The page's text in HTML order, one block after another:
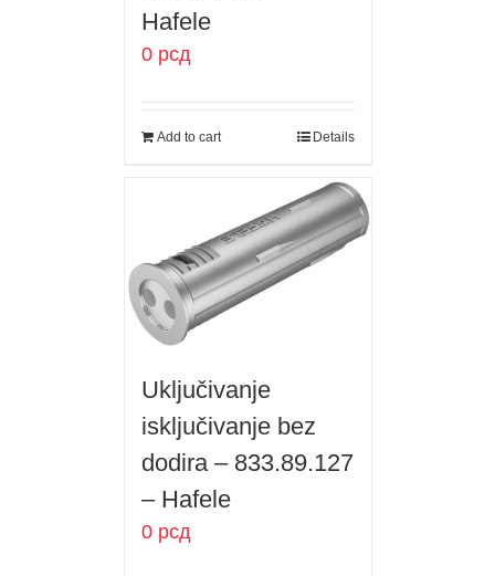
Hafele
0 рсд
Add to cart Details
Uključivanje
isključivanje bez
dodira – 833.89.127
– Hafele
0 рсд